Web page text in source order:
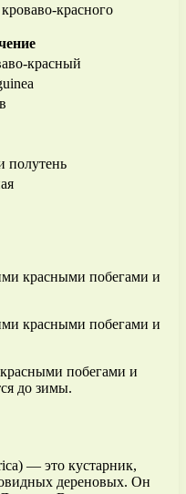
красного
красный
полутень
красными побегами и
красными побегами и
побегами и
до зимы.
— это кустарник,
дереновых. Он